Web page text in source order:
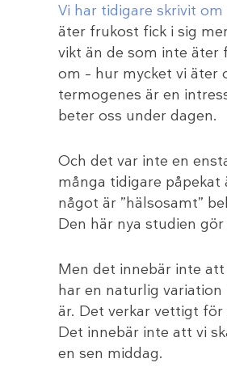
Vi har tidigare skrivit om
äter frukost fick i sig
vikt än de som inte äter
om – hur mycket vi äter
termogenes är en
beter oss under dagen.
Och det var inte en
många tidigare påpekat
något är ”hälsosamt”
Den här nya studien
Men det innebär inte
har en naturlig
är. Det verkar vettigt
Det innebär inte att vi
en sen middag.